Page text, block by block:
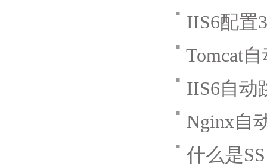
■ IIS6配置
■ Tomcat
■ IIS6自动
■ Nginx自
■ 什么是